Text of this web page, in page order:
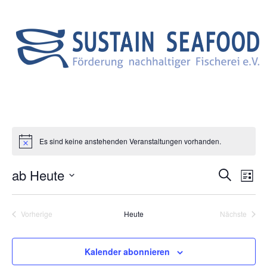
Search Menu Canvas
Es sind keine anstehenden Veranstaltungen vorhanden.
und
Suche
Liste
ab Heute
Datum
wählen.
Vorherige
Heute
Nächste
Kalender abonnieren